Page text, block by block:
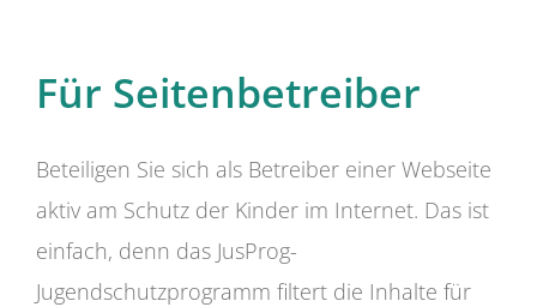
Für Seitenbetreiber
Beteiligen Sie sich als Betreiber einer Webseite
aktiv am Schutz der Kinder im Internet. Das ist
einfach, denn das JusProg-
Jugendschutzprogramm filtert die Inhalte für